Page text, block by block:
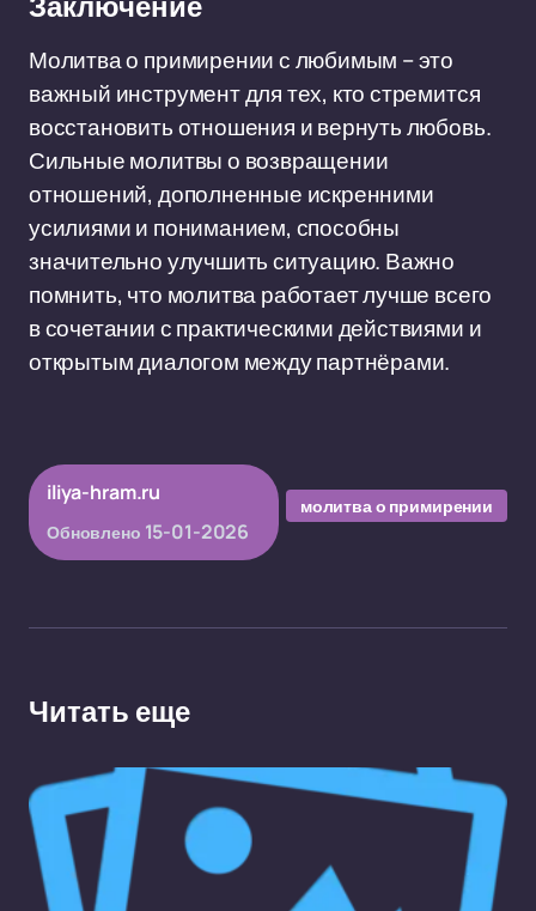
Заключение
Молитва о примирении с любимым – это
важный инструмент для тех, кто стремится
восстановить отношения и вернуть любовь.
Сильные молитвы о возвращении
отношений, дополненные искренними
усилиями и пониманием, способны
значительно улучшить ситуацию. Важно
помнить, что молитва работает лучше всего
в сочетании с практическими действиями и
открытым диалогом между партнёрами.
iliya-hram.ru
Обновлено 15-01-2026
молитва о примирении
Читать еще